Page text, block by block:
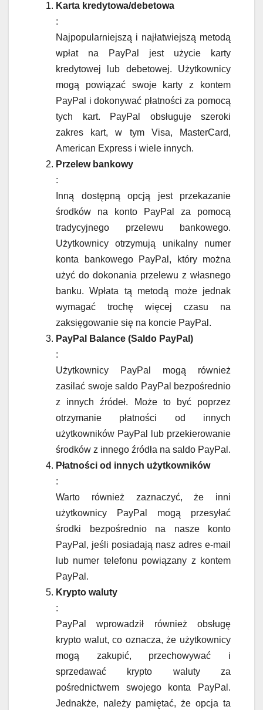
Karta kredytowa/debetowa
:
Najpopularniejszą i najłatwiejszą metodą
wpłat na PayPal jest użycie karty
kredytowej lub debetowej. Użytkownicy
mogą powiązać swoje karty z kontem
PayPal i dokonywać płatności za pomocą
tych kart. PayPal obsługuje szeroki
zakres kart, w tym Visa, MasterCard,
American Express i wiele innych.
Przelew bankowy
:
Inną dostępną opcją jest przekazanie
środków na konto PayPal za pomocą
tradycyjnego przelewu bankowego.
Użytkownicy otrzymują unikalny numer
konta bankowego PayPal, który można
użyć do dokonania przelewu z własnego
banku. Wpłata tą metodą może jednak
wymagać trochę więcej czasu na
zaksięgowanie się na koncie PayPal.
PayPal Balance (Saldo PayPal)
:
Użytkownicy PayPal mogą również
zasilać swoje saldo PayPal bezpośrednio
z innych źródeł. Może to być poprzez
otrzymanie płatności od innych
użytkowników PayPal lub przekierowanie
środków z innego źródła na saldo PayPal.
Płatności od innych użytkowników
:
Warto również zaznaczyć, że inni
użytkownicy PayPal mogą przesyłać
środki bezpośrednio na nasze konto
PayPal, jeśli posiadają nasz adres e-mail
lub numer telefonu powiązany z kontem
PayPal.
Krypto waluty
:
PayPal wprowadził również obsługę
krypto walut, co oznacza, że użytkownicy
mogą zakupić, przechowywać i
sprzedawać krypto waluty za
pośrednictwem swojego konta PayPal.
Jednakże, należy pamiętać, że opcja ta